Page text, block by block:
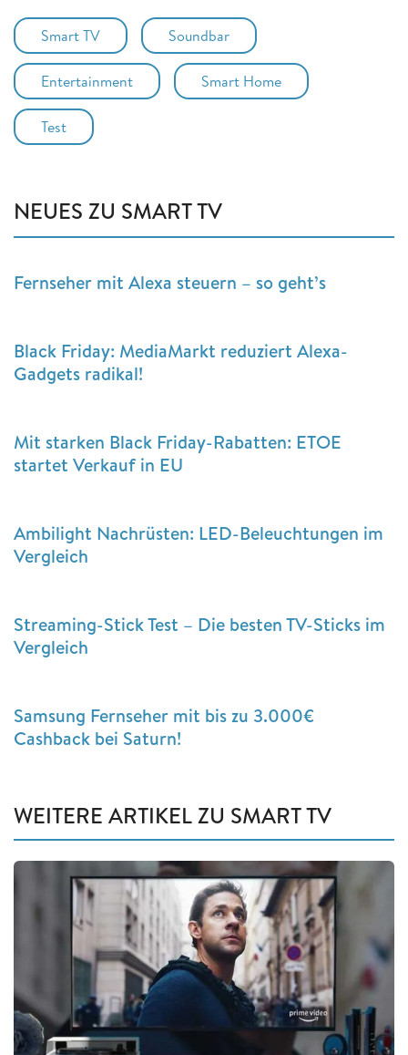
Smart TV Soundbar
Entertainment Smart Home
Test
NEUES ZU SMART TV
Fernseher mit Alexa steuern – so geht’s
Black Friday: MediaMarkt reduziert Alexa-
Gadgets radikal!
Mit starken Black Friday-Rabatten: ETOE
startet Verkauf in EU
Ambilight Nachrüsten: LED-Beleuchtungen im
Vergleich
Streaming-Stick Test – Die besten TV-Sticks im
Vergleich
Samsung Fernseher mit bis zu 3.000€
Cashback bei Saturn!
WEITERE ARTIKEL ZU SMART TV